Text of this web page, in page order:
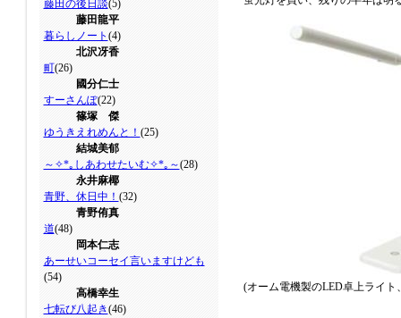
藤田の後日談(5)
藤田龍平
暮らしノート (4)
北沢冴香
町(26)
國分仁士
すーさんぽ(22)
篠塚 傑
ゆうきえれめんと！ (25)
結城美郁
～✧*｡しあわせたいむ✧*｡～(28)
永井麻椰
青野、休日中！ (32)
青野侑真
道(48)
岡本仁志
あーせいコーセイ言いますけども
(54)
高橋幸生
七転び八起き(46)
(オーム電機製のLED卓上ライ